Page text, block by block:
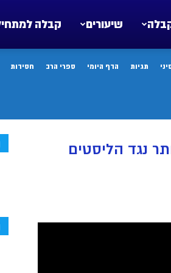
קבלה שיעורים
תגיות הדף היומי ספרי הרב חסידות
נגד הליסטים